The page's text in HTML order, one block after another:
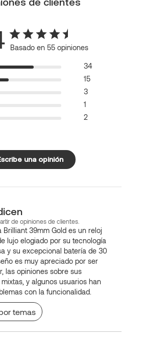
Basado en 55 opiniones
34
15
3
1
2
una opinión
de opiniones de clientes.
Brilliant 39mm Gold es un reloj
lujo elogiado por su tecnología
y su excepcional batería de 30
es muy apreciado por ser
las opiniones sobre sus
y algunos usuarios han
con la funcionalidad.
temas